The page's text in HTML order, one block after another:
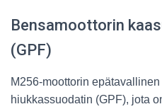
Bensamoottorin
(GPF)
M256-moottorin
hiukkassuodatin (GPF), jota